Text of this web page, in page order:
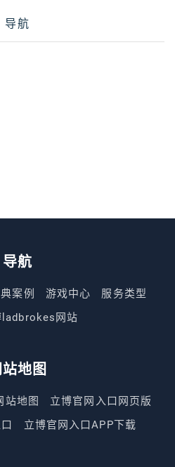
导航
导航
案例 游戏中心
服务类型
ladbrokes网站
站地图
站地图
立博官网入口网页版
立博官网入口APP下载